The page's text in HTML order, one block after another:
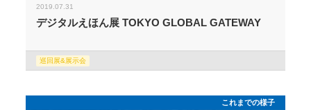
2019.07.31
デジタルえほん展 TOKYO GLOBAL GATEWAY
巡回展&展示会
これまでの様子